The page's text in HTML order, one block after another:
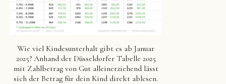
Wie viel Kindesunterhalt gibt es ab Januar
2025? Anhand der Düsseldorfer Tabelle 2025
mit Zahlbetrag von Gut alleinerziehend lässt
sich der Betrag für dein Kind direkt ablesen.